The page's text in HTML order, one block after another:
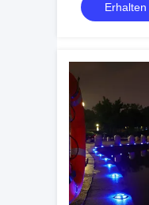
Außenbereich